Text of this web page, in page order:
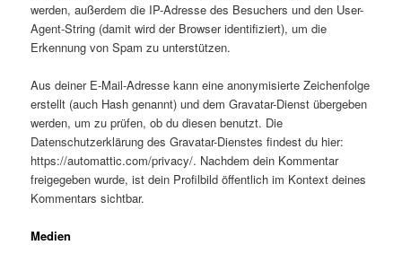
werden, außerdem die IP-Adresse des Besuchers und den User-
Agent-String (damit wird der Browser identifiziert), um die
Erkennung von Spam zu unterstützen.
Aus deiner E-Mail-Adresse kann eine anonymisierte Zeichenfolge
erstellt (auch Hash genannt) und dem Gravatar-Dienst übergeben
werden, um zu prüfen, ob du diesen benutzt. Die
Datenschutzerklärung des Gravatar-Dienstes findest du hier:
https://automattic.com/privacy/. Nachdem dein Kommentar
freigegeben wurde, ist dein Profilbild öffentlich im Kontext deines
Kommentars sichtbar.
Medien